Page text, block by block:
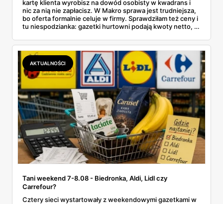
kartę klienta wyrobisz na dowód osobisty w kwadrans i
nic za nią nie zapłacisz. W Makro sprawa jest trudniejsza,
bo oferta formalnie celuje w firmy. Sprawdziłam też ceny i
tu niespodzianka: gazetki hurtowni podają kwoty netto, a
zawsze wygrywa — ta sama kawa ziarnista kosztuje w
Makro ponad dwa razy więcej niż w weekendowej
promocji dyskontu.
AKTUALNOŚCI
Tani weekend 7-8.08 - Biedronka, Aldi, Lidl czy
Carrefour?
Cztery sieci wystartowały z weekendowymi gazetkami w